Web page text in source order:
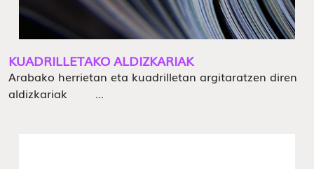
KUADRILLETAKO ALDIZKARIAK
Arabako herrietan eta kuadrilletan argitaratzen diren
aldizkariak ...